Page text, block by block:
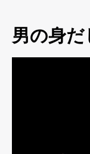
男の身だ